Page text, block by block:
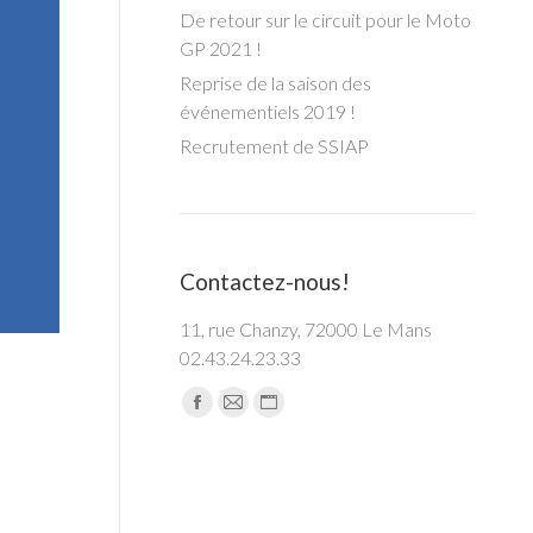
De retour sur le circuit pour le Moto
GP 2021 !
Reprise de la saison des
événementiels 2019 !
Recrutement de SSIAP
Contactez-nous!
11, rue Chanzy, 72000 Le Mans
02.43.24.23.33
Trouvez nous sur :
Facebook
MailSite